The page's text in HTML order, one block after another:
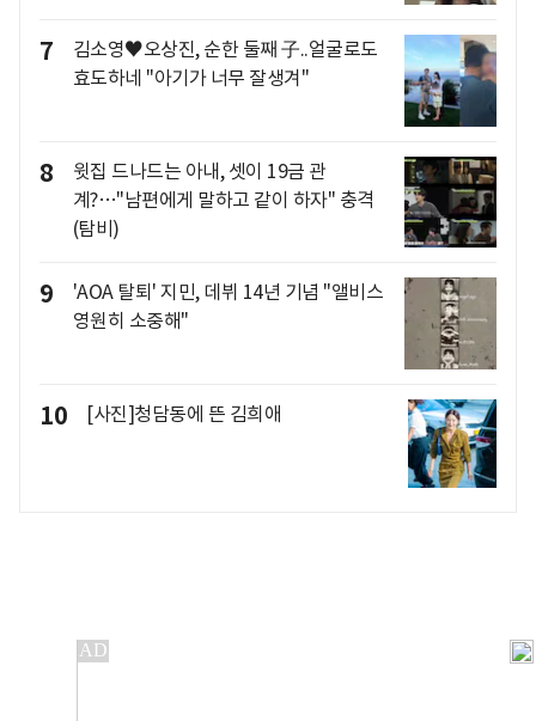
7
김소영♥오상진, 순한 둘째 子..얼굴로도
효도하네 "아기가 너무 잘생겨"
8
윗집 드나드는 아내, 셋이 19금 관
계?…"남편에게 말하고 같이 하자" 충격
(탐비)
9
'AOA 탈퇴' 지민, 데뷔 14년 기념 "앨비스
영원히 소중해"
10 [사진]청담동에 뜬 김희애